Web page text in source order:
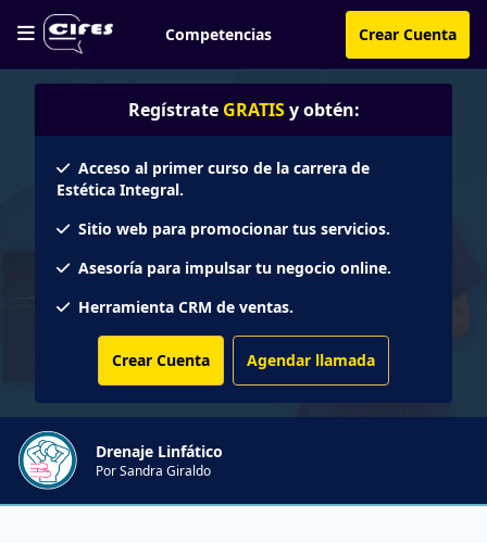
Competencias Crear Cuenta
Regístrate GRATIS y obtén:
Acceso al primer curso de la carrera de
Estética Integral.
Sitio web para promocionar tus servicios.
Asesoría para impulsar tu negocio online.
Herramienta CRM de ventas.
Crear Cuenta Agendar llamada
Drenaje Linfático
Por Sandra Giraldo